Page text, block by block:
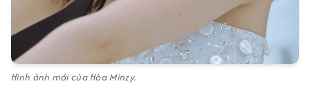
Hình ảnh mới của Hòa Minzy.